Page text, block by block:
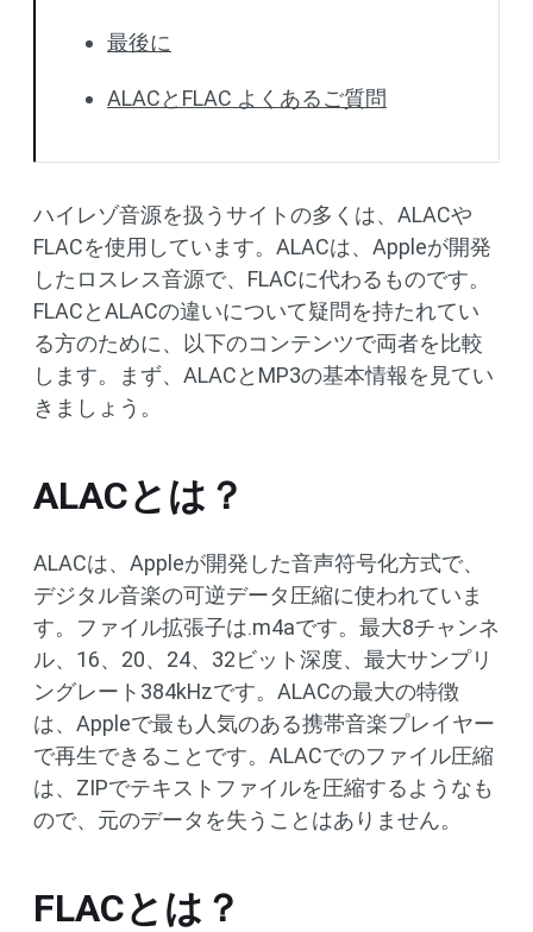
最後に
ALACとFLAC よくあるご質問
ハイレゾ音源を扱うサイトの多くは、ALACや
FLACを使用しています。ALACは、Appleが開発
したロスレス音源で、FLACに代わるものです。
FLACとALACの違いについて疑問を持たれてい
る方のために、以下のコンテンツで両者を比較
します。まず、ALACとMP3の基本情報を見てい
きましょう。
ALACとは？
ALACは、Appleが開発した音声符号化方式で、
デジタル音楽の可逆データ圧縮に使われていま
す。ファイル拡張子は.m4aです。最大8チャンネ
ル、16、20、24、32ビット深度、最大サンプリ
ングレート384kHzです。ALACの最大の特徴
は、Appleで最も人気のある携帯音楽プレイヤー
で再生できることです。ALACでのファイル圧縮
は、ZIPでテキストファイルを圧縮するようなも
ので、元のデータを失うことはありません。
FLACとは？